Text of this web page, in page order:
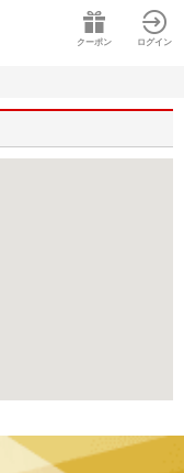
クーポン ログイン